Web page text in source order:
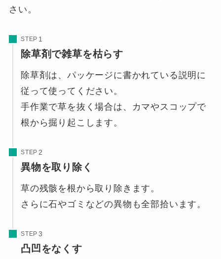
さい。
STEP
除草剤で雑草を枯らす
除草剤は、パッケージに書かれている説明に
従って使ってください。
手作業で草を抜く場合は、カマやスコップで
根から掘り起こします。
STEP
異物を取り除く
草の残骸を根から取り除きます。
さらに石やゴミなどの異物も全部拾います。
STEP
凸凹をなくす